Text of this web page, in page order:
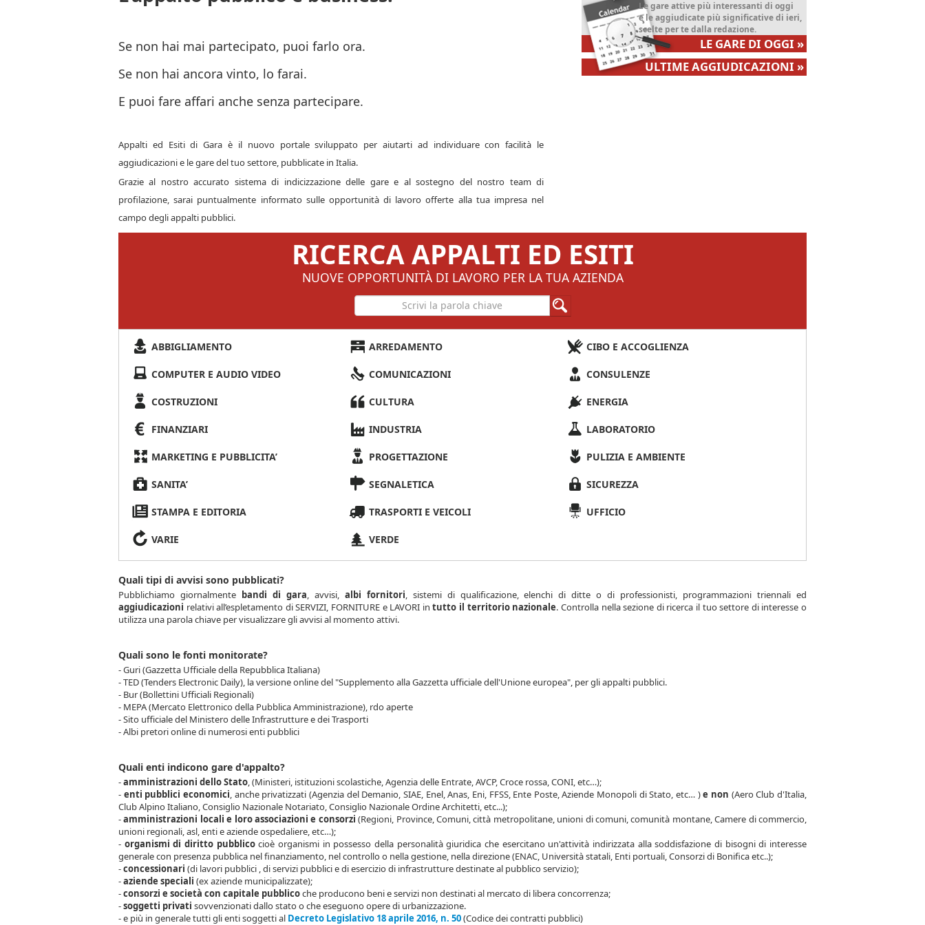
Se non hai mai partecipato, puoi farlo ora.
Se non hai ancora vinto, lo farai.
E puoi fare affari anche senza partecipare.
Appalti ed Esiti di Gara è il nuovo portale sviluppato per aiutarti ad individuare con facilità le
aggiudicazioni e le gare del tuo settore, pubblicate in Italia.
Grazie al nostro accurato sistema di indicizzazione delle gare e al sostegno del nostro team di
profilazione, sarai puntualmente informato sulle opportunità di lavoro offerte alla tua impresa nel
campo degli appalti pubblici.
Le gare attive più interessanti di oggi
e le aggiudicate più significative di ieri,
scelte per te dalla redazione.
LE GARE DI OGGI »
ULTIME AGGIUDICAZIONI »
RICERCA APPALTI ED ESITI
NUOVE OPPORTUNITÀ DI LAVORO PER LA TUA AZIENDA
ABBIGLIAMENTO ARREDAMENTO CIBO E ACCOGLIENZA
COMPUTER E AUDIO VIDEO COMUNICAZIONI CONSULENZE
COSTRUZIONI CULTURA ENERGIA
FINANZIARI INDUSTRIA LABORATORIO
MARKETING E PUBBLICITA’ PROGETTAZIONE PULIZIA E AMBIENTE
SANITA’ SEGNALETICA SICUREZZA
STAMPA E EDITORIA TRASPORTI E VEICOLI UFFICIO
VARIE VERDE
Quali tipi di avvisi sono pubblicati?
Pubblichiamo giornalmente bandi di gara , avvisi, albi fornitori , sistemi di qualificazione, elenchi di ditte o di professionisti, programmazioni triennali ed
aggiudicazioni relativi all’espletamento di SERVIZI, FORNITURE e LAVORI intutto il territorio nazionale. Controlla nella sezione di ricerca il tuo settore di interesse o
utilizza una parola chiave per visualizzare gli avvisi al momento attivi.
Quali sono le fonti monitorate?
- Guri (Gazzetta Ufficiale della Repubblica Italiana)
- TED (Tenders Electronic Daily), la versione online del "Supplemento alla Gazzetta ufficiale dell'Unione europea", per gli appalti pubblici.
- Bur (Bollettini Ufficiali Regionali)
- MEPA (Mercato Elettronico della Pubblica Amministrazione), rdo aperte
- Sito ufficiale del Ministero delle Infrastrutture e dei Trasporti
- Albi pretori online di numerosi enti pubblici
Quali enti indicono gare d'appalto?
-amministrazioni dello Stato , (Ministeri, istituzioni scolastiche, Agenzia delle Entrate, AVCP, Croce rossa, CONI, etc…);
- enti pubblici economici , anche privatizzati (Agenzia del Demanio, SIAE, Enel, Anas, Eni, FFSS, Ente Poste, Aziende Monopoli di Stato, etc… )e non (Aero Club d'Italia,
Club Alpino Italiano, Consiglio Nazionale Notariato, Consiglio Nazionale Ordine Architetti, etc...);
-amministrazioni locali e loro associazioni e consorzi (Regioni, Province, Comuni, città metropolitane, unioni di comuni, comunità montane, Camere di commercio,
unioni regionali, asl, enti e aziende ospedaliere, etc…);
- organismi di diritto pubblicocioè organismi in possesso della personalità giuridica che esercitano un'attività indirizzata alla soddisfazione di bisogni di interesse
generale con presenza pubblica nel finanziamento, nel controllo o nella gestione, nella direzione (ENAC, Università statali, Enti portuali, Consorzi di Bonifica etc..);
-concessionari (di lavori pubblici , di servizi pubblici e di esercizio di infrastrutture destinate al pubblico servizio);
-aziende speciali (ex aziende municipalizzate);
-consorzi e società con capitale pubblicoche producono beni e servizi non destinati al mercato di libera concorrenza;
-soggetti privati sovvenzionati dallo stato o che eseguono opere di urbanizzazione.
- e più in generale tutti gli enti soggetti al Decreto Legislativo 18 aprile 2016, n. 50(Codice dei contratti pubblici)